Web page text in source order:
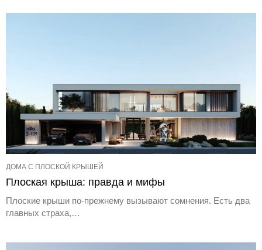
ДОМА С ПЛОСКОЙ КРЫШЕЙ
Плоская крыша: правда и мифы
Плоские крыши по-прежнему вызывают сомнения. Есть два
главных страха,…